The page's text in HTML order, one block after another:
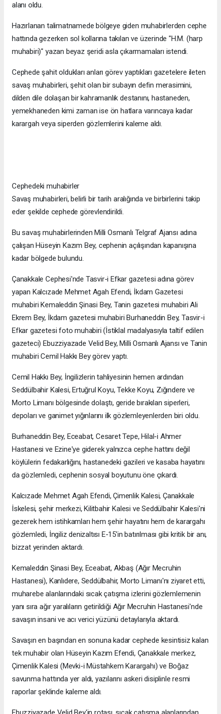
alanı oldu.
Hazırlanan talimatnamede bölgeye giden muhabirlerden cephe
hattında gezerken sol kollarına takılan ve üzerinde "H.M. (harp
muhabiri)" yazan beyaz şeridi asla çıkarmamaları istendi.
Cephede şahit oldukları anları görev yaptıkları gazetelere ileten
savaş muhabirleri, şehit olan bir subayın defin merasimini,
dilden dile dolaşan bir kahramanlık destanını, hastaneden,
yemekhaneden kimi zaman ise ön hatlara varıncaya kadar
karargah veya siperden gözlemlerini kaleme aldı.
Cephedeki muhabirler
Savaş muhabirleri, belirli bir tarih aralığında ve birbirlerini takip
eder şekilde cephede görevlendirildi.
Bu savaş muhabirlerinden Milli Osmanlı Telgraf Ajansı adına
çalışan Hüseyin Kazım Bey, cephenin açılışından kapanışına
kadar bölgede bulundu.
Çanakkale Cephesi'nde Tasvir-i Efkar gazetesi adına görev
yapan Kalcızade Mehmet Agah Efendi, İkdam Gazetesi
muhabiri Kemaleddin Şinasi Bey, Tanin gazetesi muhabiri Ali
Ekrem Bey, İkdam gazetesi muhabiri Burhaneddin Bey, Tasvir-i
Efkar gazetesi foto muhabiri (İstiklal madalyasıyla taltif edilen
gazeteci) Ebuzziyazade Velid Bey, Milli Osmanlı Ajansı ve Tanin
muhabiri Cemil Hakkı Bey görev yaptı.
Cemil Hakkı Bey, İngilizlerin tahliyesinin hemen ardından
Seddülbahir Kalesi, Ertuğrul Koyu, Tekke Koyu, Zığındere ve
Morto Limanı bölgesinde dolaştı, geride bırakılan siperleri,
depoları ve ganimet yığınlarını ilk gözlemleyenlerden biri oldu.
Burhaneddin Bey, Eceabat, Cesaret Tepe, Hilal-i Ahmer
Hastanesi ve Ezine'ye giderek yalnızca cephe hattını değil
köylülerin fedakarlığını, hastanedeki gazileri ve kasaba hayatını
da gözlemledi, cephenin sosyal boyutunu öne çıkardı.
Kalcızade Mehmet Agah Efendi, Çimenlik Kalesi, Çanakkale
İskelesi, şehir merkezi, Kilitbahir Kalesi ve Seddülbahir Kalesi'ni
gezerek hem istihkamları hem şehir hayatını hem de karargahı
gözlemledi, İngiliz denizaltısı E-15'in batırılması gibi kritik bir anı,
bizzat yerinden aktardı.
Kemaleddin Şinasi Bey, Eceabat, Akbaş (Ağır Mecruhin
Hastanesi), Kanlıdere, Seddülbahir, Morto Limanı'nı ziyaret etti,
muharebe alanlarındaki sıcak çatışma izlerini gözlemlemenin
yanı sıra ağır yaralıların getirildiği Ağır Mecruhin Hastanesi'nde
savaşın insani ve acı verici yüzünü detaylarıyla aktardı.
Savaşın en başından en sonuna kadar cephede kesintisiz kalan
tek muhabir olan Hüseyin Kazım Efendi, Çanakkale merkez,
Çimenlik Kalesi (Mevki-i Müstahkem Karargahı) ve Boğaz
savunma hattında yer aldı, yazılarını askeri disiplinle resmi
raporlar şeklinde kaleme aldı.